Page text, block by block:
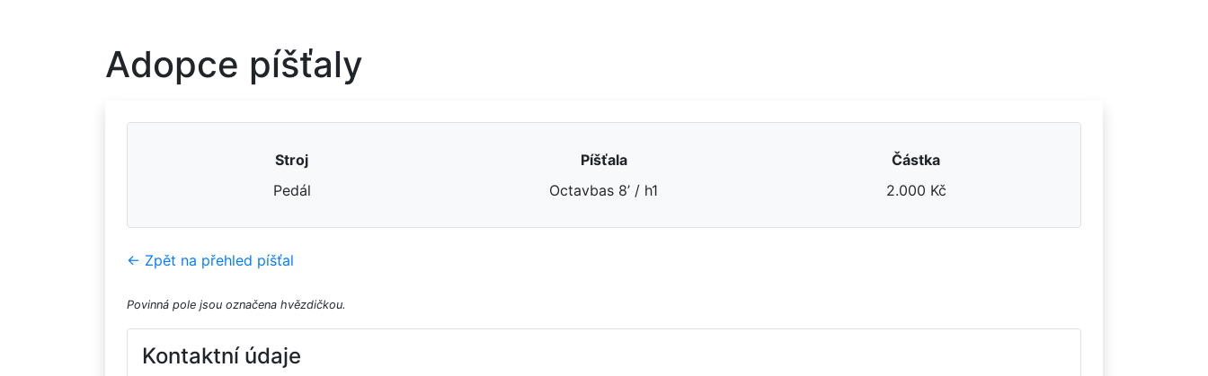
Adopce píšťaly
Stroj Píšťala
Částka
Pedál
Octavbas 8’ / h1 2.000 Kč
← Zpět na přehled píšťal
Povinná pole jsou označena hvězdičkou.
Kontaktní údaje